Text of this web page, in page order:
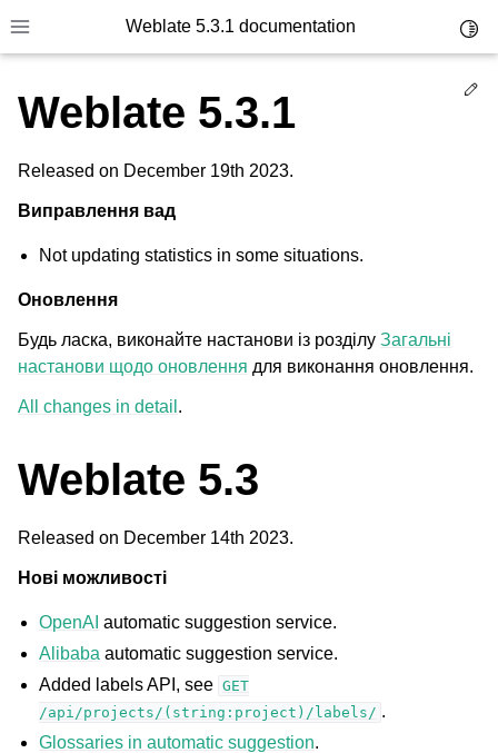
Toggle site navigation sidebar
Weblate 5.3.1 documentation
Weblate 5.3.1
Released on December 19th 2023.
Виправлення вад
Not updating statistics in some situations.
Оновлення
Будь ласка, виконайте настанови із розділу Загальні
настанови щодо оновлення для виконання оновлення.
All changes in detail .
Weblate 5.3
Released on December 14th 2023.
Нові можливості
OpenAI automatic suggestion service.
Alibaba automatic suggestion service.
Added labels API, see GET
/api/projects/(string:project)/labels/ .
Glossaries in automatic suggestion.